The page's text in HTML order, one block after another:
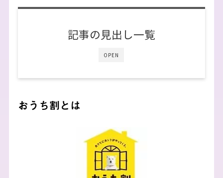
OPEN
記事の見出し一覧
おうち割とは